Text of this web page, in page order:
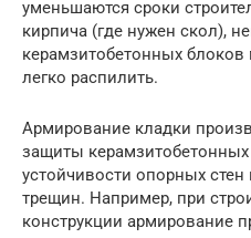
уменьшаются сроки
кирпича (где нужен скол),
керамзитобетонных
легко распилить.
Армирование кладки
защиты
устойчивости опорных стен
трещин. Например, при
конструкции армирование